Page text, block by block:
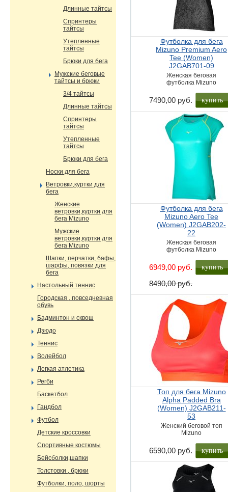
Футболка для бега
Mizuno Premium Aero
Tee (Women)
J2GAB701-09
Женская беговая
футболка Mizuno
7490,00 руб. купить
Футболка для бега
Mizuno Aero Tee
(Women) J2GAB202-
22
Женская беговая
футболка Mizuno
6949,00 руб.
8490,00 руб.
купить
Топ для бега Mizuno
Alpha Padded Bra
(Women) J2GAB211-
53
Женский беговой топ
Mizuno
6590,00 руб. купить
Длинные тайтсы
Спринтеры
тайтсы
Утепленные
тайтсы
Брюки для бега
Мужские беговые
тайтсы и брюки
3/4 тайтсы
Длинные тайтсы
Спринтеры
тайтсы
Утепленные
тайтсы
Брюки для бега
Носки для бега
Ветровки,куртки для
бега
Женские
ветровки,куртки для
бега Mizuno
Мужские
ветровки,куртки для
бега Mizuno
Шапки, перчатки, бафы,
шарфы, повязки для
бега
Настольный теннис
Городская , повседневная
обувь
Бадминтон и сквош
Дзюдо
Теннис
Волейбол
Легкая атлетика
Регби
Баскетбол
Гандбол
Футбол
Детские кроссовки
Спортивные костюмы
Бейсболки,шапки
Толстовки , брюки
Футболки, поло, шорты